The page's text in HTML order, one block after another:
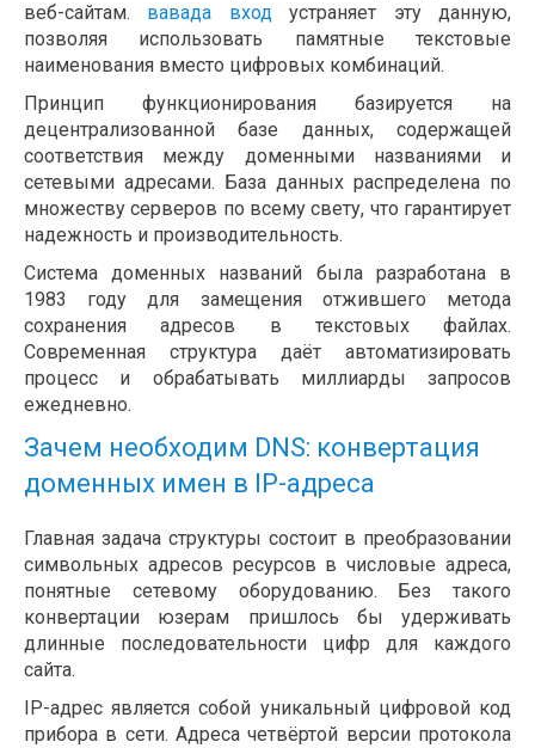
веб-сайтам. вавада входустраняет эту данную,
позволяя использовать памятные текстовые
наименования вместо цифровых комбинаций.
Принцип функционирования базируется на
децентрализованной базе данных, содержащей
соответствия между доменными названиями и
сетевыми адресами. База данных распределена по
множеству серверов по всему свету, что гарантирует
надежность и производительность.
Система доменных названий была разработана в
1983 году для замещения отжившего метода
сохранения адресов в текстовых файлах.
Современная структура даёт автоматизировать
процесс и обрабатывать миллиарды запросов
ежедневно.
Зачем необходим DNS: конвертация
доменных имен в IP-адреса
Главная задача структуры состоит в преобразовании
символьных адресов ресурсов в числовые адреса,
понятные сетевому оборудованию. Без такого
конвертации юзерам пришлось бы удерживать
длинные последовательности цифр для каждого
сайта.
IP-адрес является собой уникальный цифровой код
прибора в сети. Адреса четвёртой версии протокола